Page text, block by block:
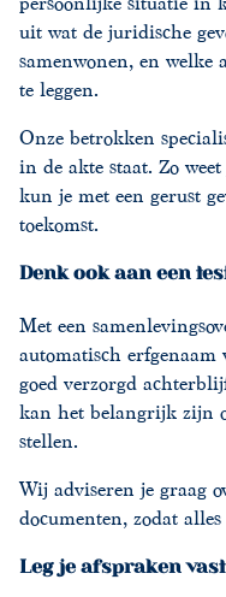
uit wat de juridische
samenwonen, en welke
te leggen.
Onze betrokken
in de akte staat. Zo
kun je met een gerust
toekomst.
Denk ook aan een
Met een
automatisch
goed verzorgd
kan het belangrijk zijn
stellen.
Wij adviseren je graag
documenten, zodat
Leg je afspraken